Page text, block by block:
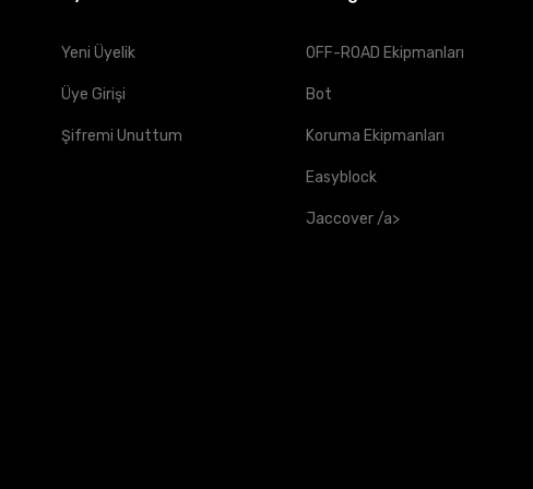
Yeni Üyelik
Üye Girişi
Şifremi Unuttum
OFF-ROAD Ekipmanları
Bot
Koruma Ekipmanları
Easyblock
Jaccover /a>